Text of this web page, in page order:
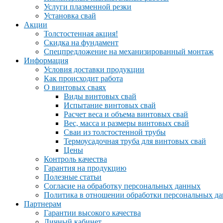
Услуги плазменной резки
Установка свай
Акции
Толстостенная акция!
Скидка на фундамент
Спецпредложение на механизированный монтаж
Информация
Условия доставки продукции
Как происходит работа
О винтовых сваях
Виды винтовых свай
Испытание винтовых свай
Расчет веса и объема винтовых свай
Вес, масса и размеры винтовых свай
Сваи из толстостенной трубы
Термоусадочная труба для винтовых свай
Цены
Контроль качества
Гарантия на продукцию
Полезные статьи
Согласие на обработку персональных данных
Политика в отношении обработки персональных
Партнерам
Гарантии высокого качества